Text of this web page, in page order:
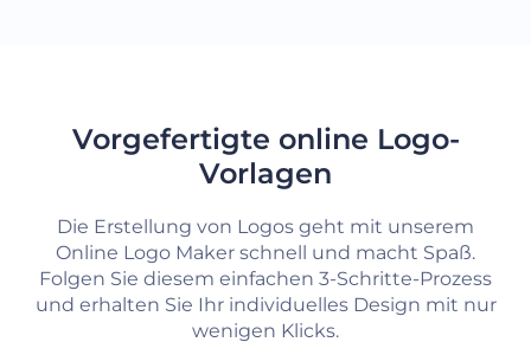
Vorgefertigte online Logo-
Vorlagen
Die Erstellung von Logos geht mit unserem
Online Logo Maker schnell und macht Spaß.
Folgen Sie diesem einfachen 3-Schritte-Prozess
und erhalten Sie Ihr individuelles Design mit nur
wenigen Klicks.